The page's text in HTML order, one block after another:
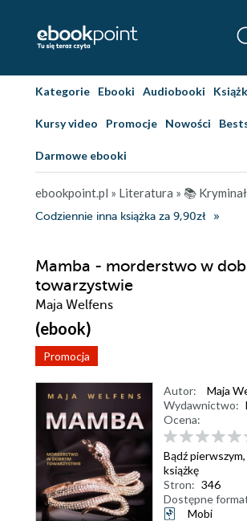
Kategorie Ebooki Audiobooki
Kursy video Promocje Nowości
Darmowe ebooki
ebookpoint.pl » Literatura » 📚 Kryminał
Codziennie inna książka za 9,90zł
Mamba - morderstwo w
towarzystwie
Maja Welfens
(ebook)
Promocja
Autor:
Maja
Wydawnictwo:
Ocena:
Bądź
książkę
Stron: 346
Dostępne
Mobi